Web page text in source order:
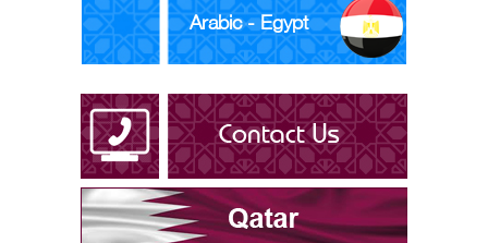
Arabic - Iraq
Arabic - Kuwait
Arabic - Libya